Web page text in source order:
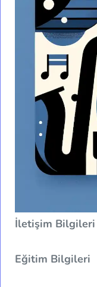
İletişim Bilgileri
Eğitim Bilgileri